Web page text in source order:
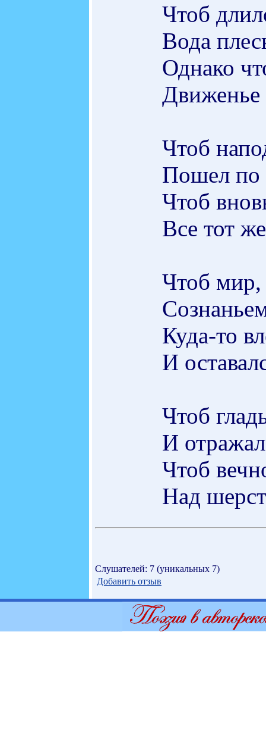
Чтоб
Вода
Однако
Движенье
Чтоб
Пошел по
Чтоб
Все тот
Чтоб
Куда-то
И
Чтоб
И
Чтоб
Над
Слушателей: 7 (уникальных 7)
Добавить отзыв